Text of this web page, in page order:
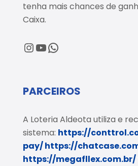
tenha mais chances de
Caixa.
@loteriaaldeota
@loteriaaldeota
Central de Atendimento
PARCEIROS
A Loteria Aldeota utiliza e
sistema: https://
pay/https://
https://megafllex.com.br/